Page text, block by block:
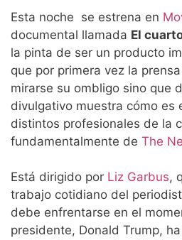
Esta noche se estrena en
documental llamada El
la pinta de ser un producto
que por primera vez la
mirarse su ombligo sino que
divulgativo muestra cómo es
distintos profesionales de la
fundamentalmente de The
Está dirigido por Liz Garbus,
trabajo cotidiano del
debe enfrentarse en el
presidente, Donald Trump,